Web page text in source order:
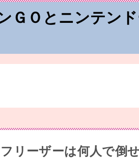
ＧＯとニンテン
リーザーは何人で倒